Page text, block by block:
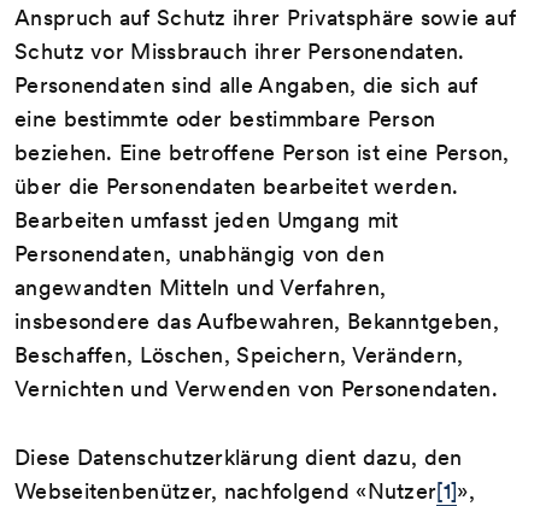
Anspruch auf Schutz ihrer Privatsphäre sowie auf
Schutz vor Missbrauch ihrer Personendaten.
Personendaten sind alle Angaben, die sich auf
eine bestimmte oder bestimmbare Person
beziehen. Eine betroffene Person ist eine Person,
über die Personendaten bearbeitet werden.
Bearbeiten umfasst jeden Umgang mit
Personendaten, unabhängig von den
angewandten Mitteln und Verfahren,
insbesondere das Aufbewahren, Bekanntgeben,
Beschaffen, Löschen, Speichern, Verändern,
Vernichten und Verwenden von Personendaten.
Diese Datenschutzerklärung dient dazu, den
Webseitenbenützer, nachfolgend «Nutzer[1]»,